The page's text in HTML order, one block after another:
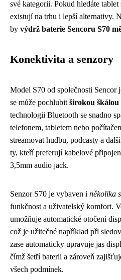
své kategorii. Pokud hledáte
existují na trhu i lepší alternativy.
by výdrž baterie Sencoru S70
Konektivita a senzory
Model S70 od společnosti Sencor
se může pochlubit širokou
technologii Bluetooth se snadno
telefonem, tabletem nebo
streamovat hudbu, podcasty a
ty, kteří preferují kabelové
3,5mm audio jack.
Senzor S70 je vybaven i několika
funkčnost a uživatelský komfort.
umožňuje automatické otočení
což je užitečné například při
zase automaticky upravuje jas
čímž šetří baterii a zároveň
všech podmínek.